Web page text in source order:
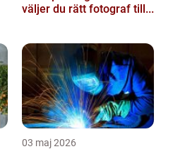
väljer du rätt fotograf till...
03 maj 2026